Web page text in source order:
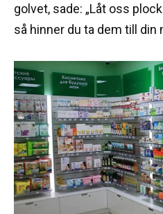
golvet, sade: „Låt oss
så hinner du ta dem till din